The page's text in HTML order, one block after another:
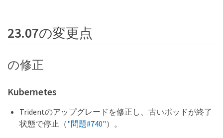
23.07の変更点
の修正
Kubernetes
Tridentのアップグレードを修正し、古いポッドが終了
状態で停止（"問題#740"）。